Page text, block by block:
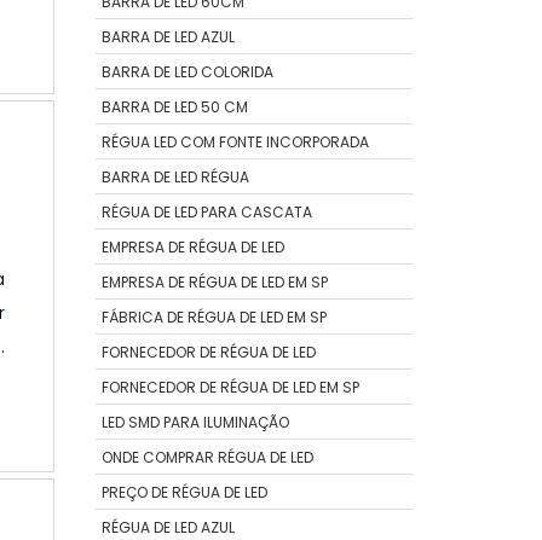
BARRA DE LED AZUL
BARRA DE LED COLORIDA
BARRA DE LED 50 CM
RÉGUA LED COM FONTE INCORPORADA
BARRA DE LED RÉGUA
RÉGUA DE LED PARA CASCATA
EMPRESA DE RÉGUA DE LED
EMPRESA DE RÉGUA DE LED EM SP
FÁBRICA DE RÉGUA DE LED EM SP
FORNECEDOR DE RÉGUA DE LED
FORNECEDOR DE RÉGUA DE LED EM SP
LED SMD PARA ILUMINAÇÃO
ONDE COMPRAR RÉGUA DE LED
PREÇO DE RÉGUA DE LED
RÉGUA DE LED AZUL